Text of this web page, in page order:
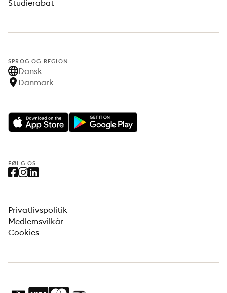
Studierabat
SPROG OG REGION
Dansk
Danmark
FØLG OS
Privatlivspolitik
Medlemsvilkår
Cookies